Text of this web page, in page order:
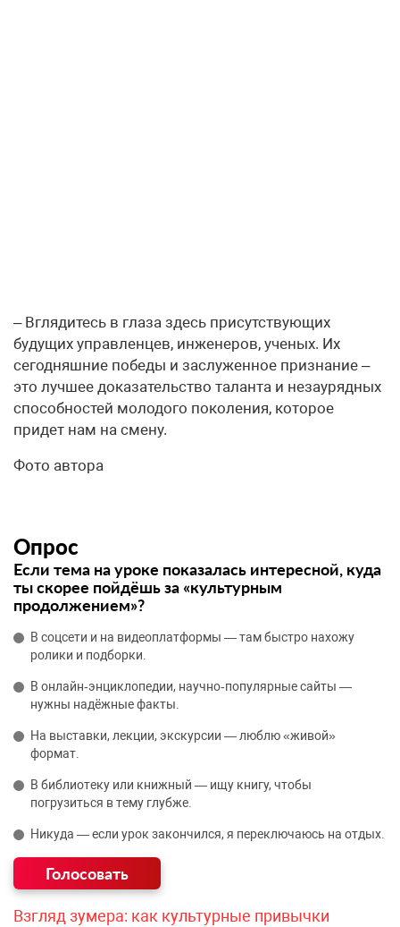
– Вглядитесь в глаза здесь присутствующих
будущих управленцев, инженеров, ученых. Их
сегодняшние победы и заслуженное признание –
это лучшее доказательство таланта и незаурядных
способностей молодого поколения, которое
придет нам на смену.
Фото автора
Опрос
Если тема на уроке показалась интересной, куда
ты скорее пойдёшь за «культурным
продолжением»?
В соцсети и на видеоплатформы — там быстро нахожу
ролики и подборки.
В онлайн‑энциклопедии, научно‑популярные сайты —
нужны надёжные факты.
На выставки, лекции, экскурсии — люблю «живой»
формат.
В библиотеку или книжный — ищу книгу, чтобы
погрузиться в тему глубже.
Никуда — если урок закончился, я переключаюсь на отдых.
Взгляд зумера: как культурные привычки